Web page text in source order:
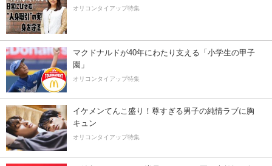
オリコンタイアップ特集
マクドナルドが40年にわたり支える「小学生の甲子
園」
オリコンタイアップ特集
イケメンてんこ盛り！尊すぎる男子の純情ラブに胸
キュン
オリコンタイアップ特集